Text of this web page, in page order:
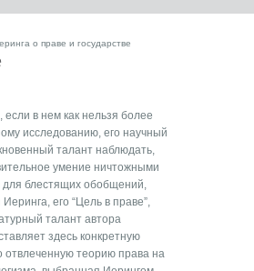
о праве и государстве
в нем как нельзя более
исследованию, его научный
талант наблюдать,
умение ничтожными
для блестящих обобщений,
его “Цель в праве”,
талант автора
здесь конкретную
отвлеченную теорию права на